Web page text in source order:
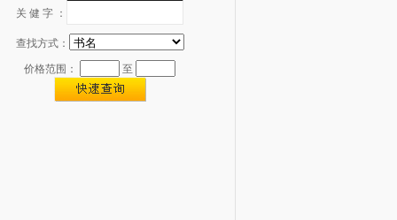
关 健 字 ：
查找方式：
价格范围： 至